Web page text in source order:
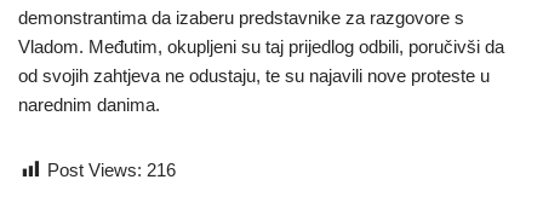
demonstrantima da izaberu predstavnike za razgovore s
Vladom. Međutim, okupljeni su taj prijedlog odbili, poručivši da
od svojih zahtjeva ne odustaju, te su najavili nove proteste u
narednim danima.
Post Views: 216